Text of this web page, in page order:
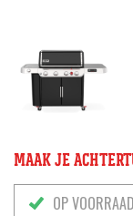
MAAK JE
OP VOORRAAD